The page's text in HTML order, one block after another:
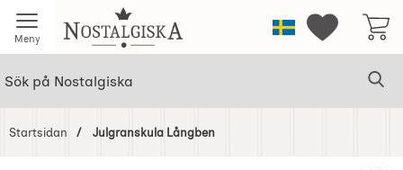
Meny Startsidan för NostalgiskaSverigeMina
Startsidan Julgranskula Långben